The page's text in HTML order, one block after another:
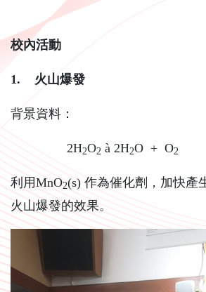
校內活動
1. 火山爆發
背景資料：
2H2O2 à 2H2O + O2
利用MnO2(s) 作為催化劑，加快產
火山爆發的效果。